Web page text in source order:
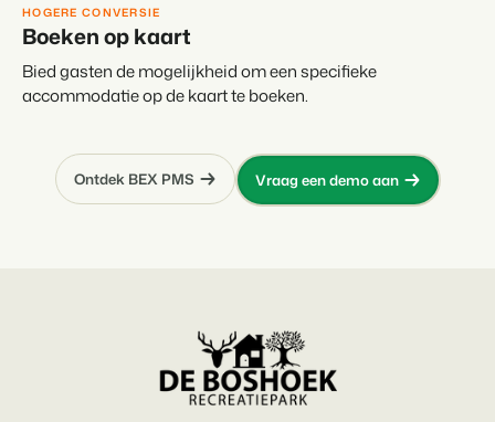
HOGERE CONVERSIE
Boeken op kaart
Bied gasten de mogelijkheid om een specifieke
accommodatie op de kaart te boeken.
Vraag een demo aan
Ontdek BEX PMS